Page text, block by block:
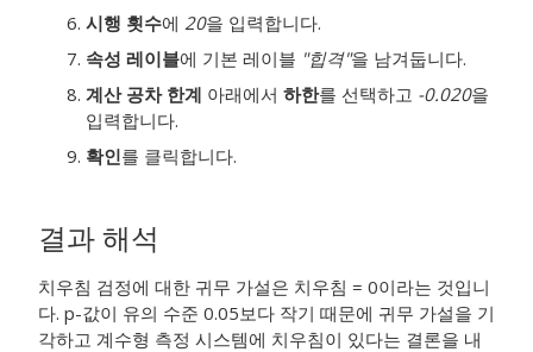
시행 횟수에 20을 입력합니다.
속성 레이블에 기본 레이블 "힙격"을 남겨둡니다.
계산 공차 한계 아래에서 하한를 선택하고 -0.020을
입력합니다.
확인를 클릭합니다.
결과 해석
치우침 검정에 대한 귀무 가설은 치우침 = 0이라는 것입니
다. p-값이 유의 수준 0.05보다 작기 때문에 귀무 가설을 기
각하고 계수형 측정 시스템에 치우침이 있다는 결론을 내